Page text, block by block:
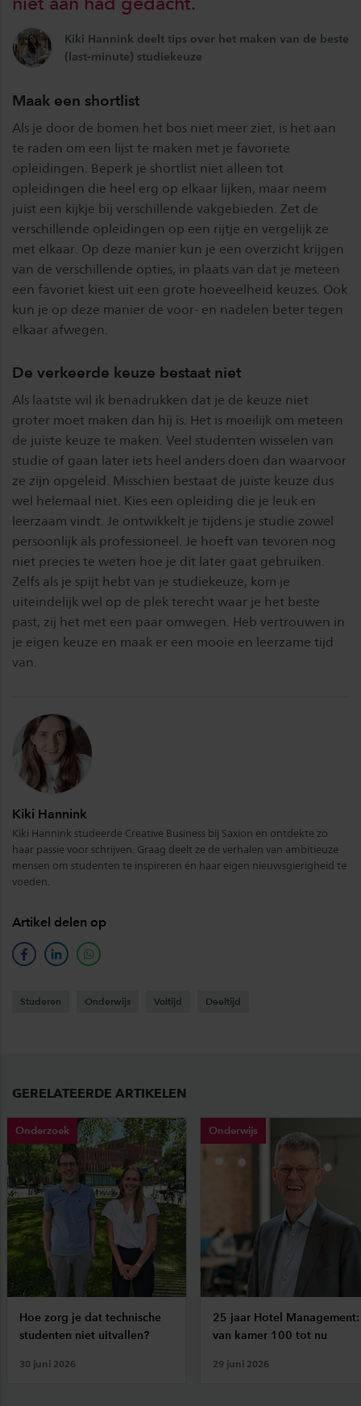
Kiki Hannink deelt tips over het maken van de beste
(last-minute) studiekeuze
Maak een shortlist
Als je door de bomen het bos niet meer ziet, is het aan
te raden om een lijst te maken met je favoriete
opleidingen. Beperk je shortlist niet alleen tot
opleidingen die heel erg op elkaar lijken, maar neem
juist een kijkje bij verschillende vakgebieden. Zet de
verschillende opleidingen op een rijtje en vergelijk ze
met elkaar. Op deze manier kun je een overzicht krijgen
van de verschillende opties, in plaats van dat je meteen
een favoriet kiest uit een grote hoeveelheid keuzes. Ook
kun je op deze manier de voor- en nadelen beter tegen
elkaar afwegen.
De verkeerde keuze bestaat niet
Als laatste wil ik benadrukken dat je de keuze niet
groter moet maken dan hij is. Het is moeilijk om meteen
de juiste keuze te maken. Veel studenten wisselen van
studie of gaan later iets heel anders doen dan waarvoor
ze zijn opgeleid. Misschien bestaat de juiste keuze dus
wel helemaal niet. Kies een opleiding die je leuk en
leerzaam vindt. Je ontwikkelt je tijdens je studie zowel
persoonlijk als professioneel. Je hoeft van tevoren nog
niet precies te weten hoe je dit later gaat gebruiken.
Zelfs als je spijt hebt van je studiekeuze, kom je
uiteindelijk wel op de plek terecht waar je het beste
past, zij het met een paar omwegen. Heb vertrouwen in
je eigen keuze en maak er een mooie en leerzame tijd
van.
Kiki Hannink
Kiki Hannink studeerde Creative Business bij Saxion en ontdekte zo
haar passie voor schrijven. Graag deelt ze de verhalen van ambitieuze
mensen om studenten te inspireren én haar eigen nieuwsgierigheid te
voeden.
Artikel delen op
facebooklinkedinwhatsapp
Studeren Onderwijs Voltijd Deeltijd
GERELATEERDE ARTIKELEN
Onderzoek
Hoe zorg je dat technische
studenten niet uitvallen?
30 juni 2026
Onderwijs
25 jaar Hotel Management:
van kamer 100 tot nu
29 juni 2026